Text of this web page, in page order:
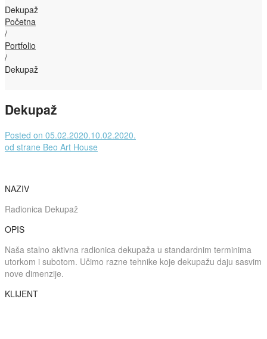
Dekupaž
Početna
/
Portfolio
/
Dekupaž
Dekupaž
Posted on 05.02.2020.10.02.2020.
od strane Beo Art House
NAZIV
Radionica Dekupaž
OPIS
Naša stalno aktivna radionica dekupaža u standardnim terminima
utorkom i subotom. Učimo razne tehnike koje dekupažu daju sasvim
nove dimenzije.
KLIJENT